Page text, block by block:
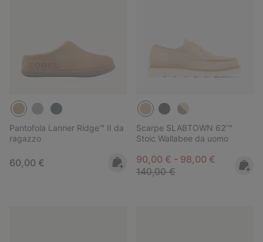
Pantofola Lanner Ridge™ II da
ragazzo
Regular price:
60,00 €
Scarpe SLABTOWN 62’™
Stoic Wallabee da uomo
Minimum sale price:
90,00 € - Maximum sale
98,00 € Regular
140,00 €